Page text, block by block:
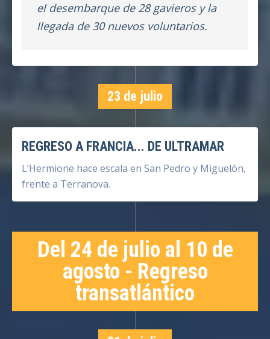
el desembarque de 28 gavieros y la
llegada de 30 nuevos voluntarios.
23 de julio
REGRESO A FRANCIA... DE ULTRAMAR
L’Hermione hace escala en San Pedro y Miguelón,
frente a Terranova.
Del 24 de julio al 10 de
agosto - Regreso
transatlántico